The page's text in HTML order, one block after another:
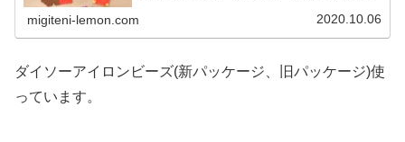
migiteni-lemon.com 2020.10.06
ダイソーアイロンビーズ(新パッケージ、旧パッケージ)使
っています。